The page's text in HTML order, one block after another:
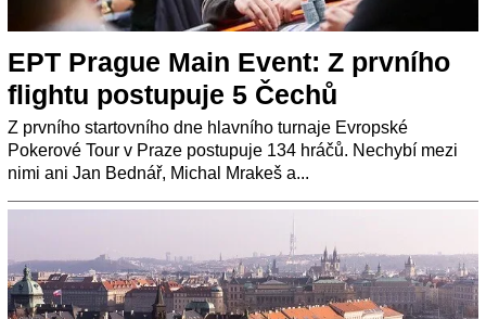
EPT Prague Main Event: Z prvního
flightu postupuje 5 Čechů
Z prvního startovního dne hlavního turnaje Evropské
Pokerové Tour v Praze postupuje 134 hráčů. Nechybí mezi
nimi ani Jan Bednář, Michal Mrakeš a...